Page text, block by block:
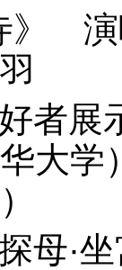
》 演
者
大学
母·